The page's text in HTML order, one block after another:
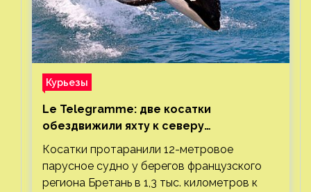
Курьезы
Le Telegramme: две косатки
обездвижили яхту к северу
от Гибралтарского пролива
Косатки протаранили 12-метровое
парусное судно у берегов французского
региона Бретань в 1,3 тыс. километров к